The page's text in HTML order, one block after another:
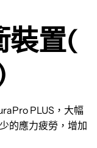
裝置(
PLUS，大幅
的應力疲勞，增加